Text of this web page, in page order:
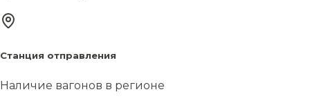
Станция отправления
Наличие вагонов в регионе